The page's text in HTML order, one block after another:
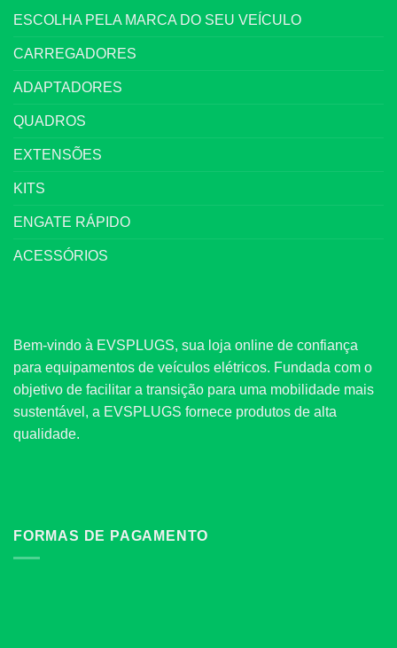
ESCOLHA PELA MARCA DO SEU VEÍCULO
CARREGADORES
ADAPTADORES
QUADROS
EXTENSÕES
KITS
ENGATE RÁPIDO
ACESSÓRIOS
Bem-vindo à EVSPLUGS, sua loja online de confiança
para equipamentos de veículos elétricos. Fundada com o
objetivo de facilitar a transição para uma mobilidade mais
sustentável, a EVSPLUGS fornece produtos de alta
qualidade.
FORMAS DE PAGAMENTO